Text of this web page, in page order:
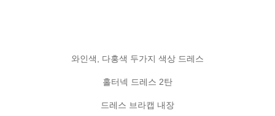
와인색, 다홍색 두가지 색상 드레스
홀터넥 드레스 2탄
드레스 브라캡 내장